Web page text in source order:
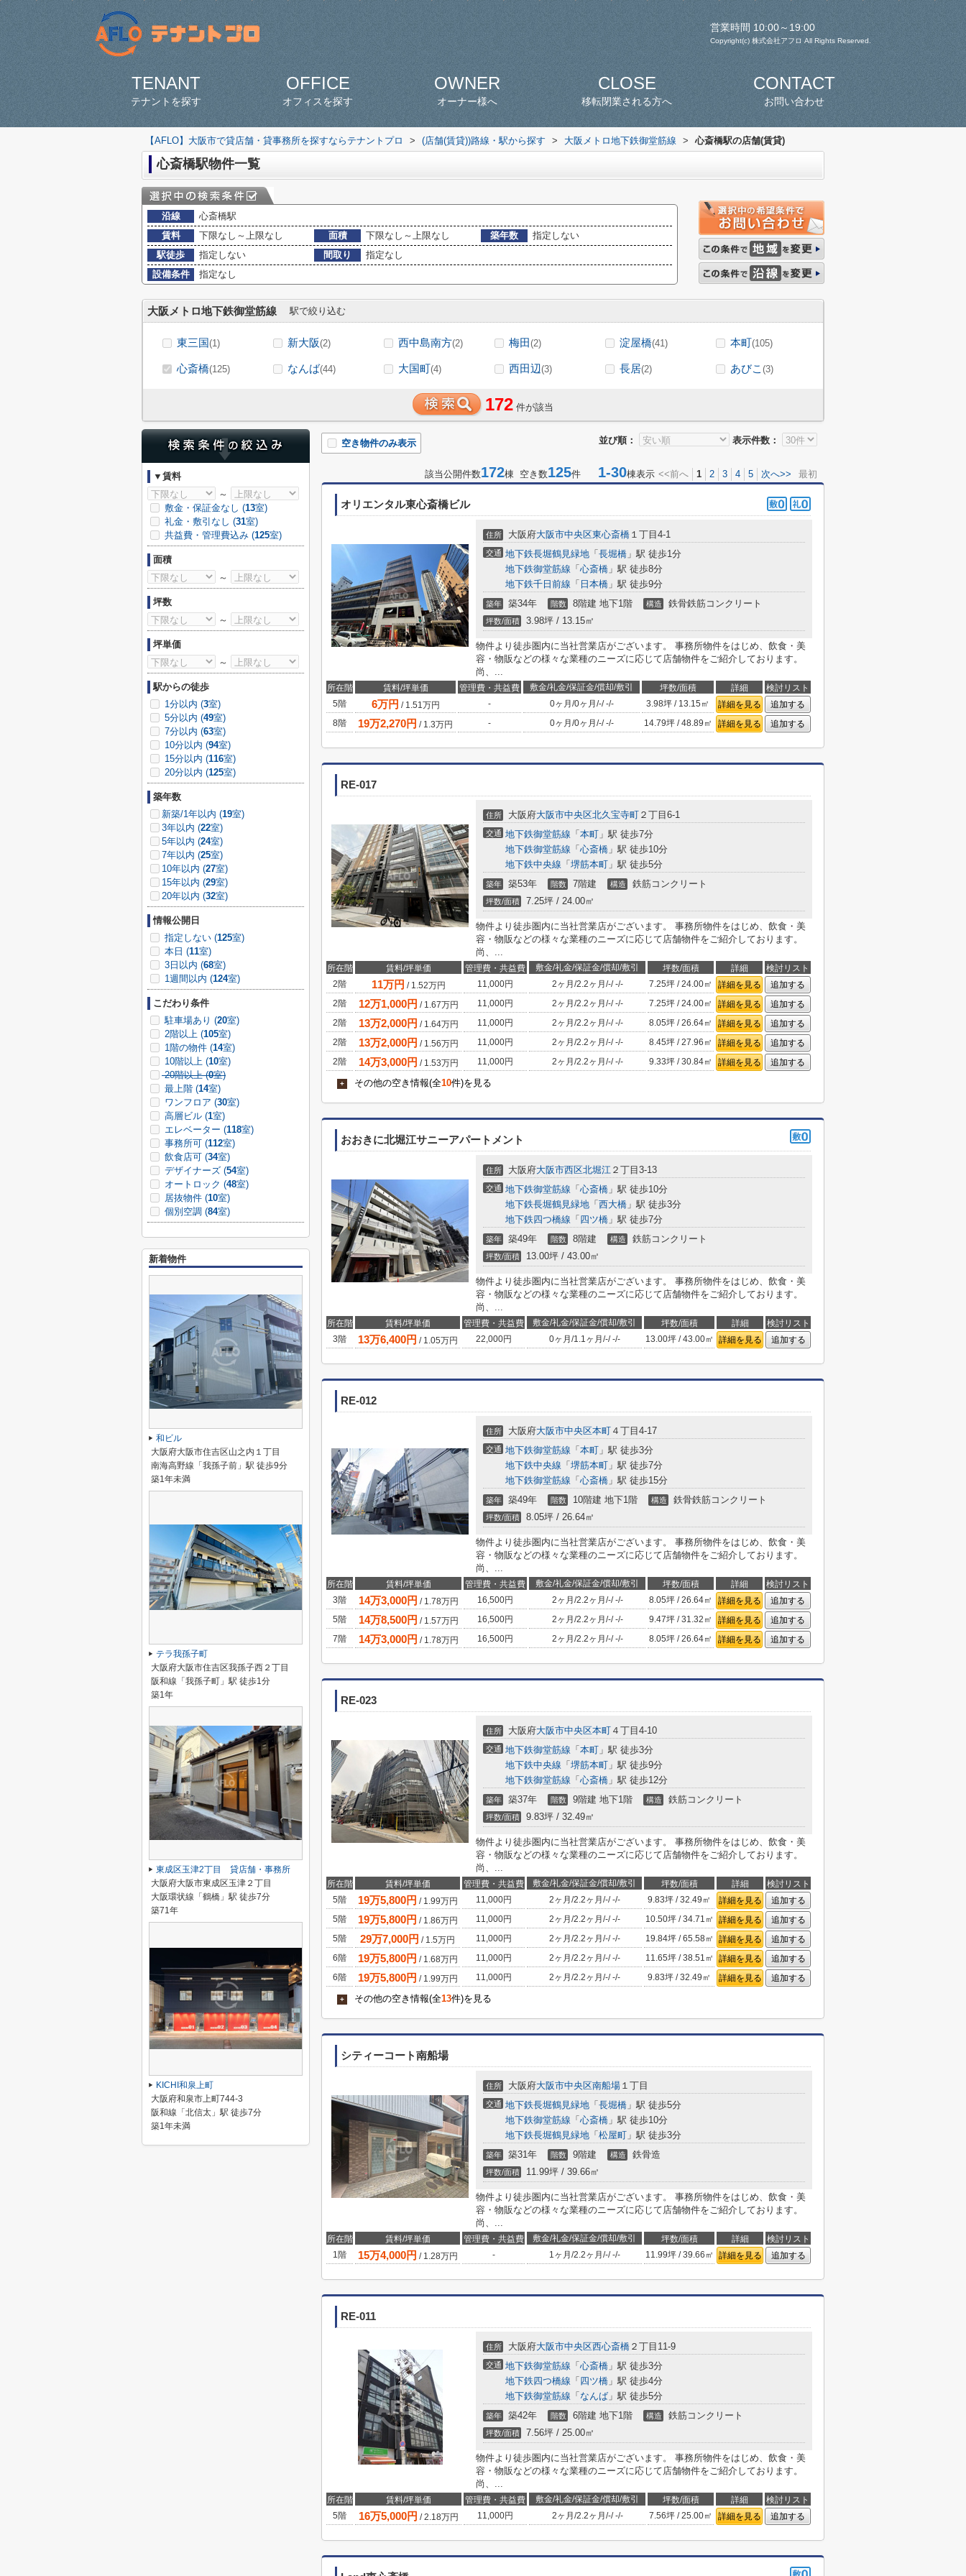
営業時間 10:00～19:00
Copyright(c) 株式会社アフロ All Rights Reserved.
TENANT
テナントを探す
OFFICE
オフィスを探す
OWNER
オーナー様へ
CLOSE
移転閉業される方へ
CONTACT
お問い合わせ
【AFLO】大阪市で貸店舗・貸事務所を探すならテナントプロ > (店舗(賃貸))路線・駅から探す > 大阪メトロ地下鉄御堂筋線 > 心斎橋駅の店舗(賃貸)
心斎橋駅物件一覧
沿線
心斎橋駅
賃料
下限なし～上限なし 面積 下限なし～上限なし 築年数
指定しない
駅徒歩
指定しない 間取り
指定なし
設備条件
指定なし
大阪メトロ地下鉄御堂筋線 駅で絞り込む
東三国(1) 新大阪(2) 西中島南方(2) 梅田(2) 淀屋橋(41) 本町(105)
心斎橋(125) なんば(44) 大国町(4) 西田辺(3) 長居(2) あびこ (3)
172 件が該当
並び順： 表示件数：
空き物件のみ表示
該当公開件数172棟 空き数125件 1-30棟表示 <<前へ 1 2 3 4 5 次へ>> 最初
オリエンタル東心斎橋ビル
住所 大阪府大阪市中央区東心斎橋 １丁目4-1
交通 地下鉄長堀鶴見緑地 「 長堀橋 」駅 徒歩1分
地下鉄御堂筋線 「 心斎橋 」駅 徒歩8分
地下鉄千日前線 「 日本橋 」駅 徒歩9分
築年 築34年 階数 8階建 地下1階 構造 鉄骨鉄筋コンクリート
坪数/面積 3.98坪 / 13.15㎡
物件より徒歩圏内に当社営業店がございます。 事務所物件をはじめ、飲食・美
容・物販などの様々な業種のニーズに応じて店舗物件をご紹介しております。
尚、...
所在階 賃料/坪単価 管理費・共益費 敷金/礼金/保証金/償却/敷引 坪数/面積 詳細
検討リスト
5階
6万円 / 1.51万円 - 0ヶ月 /0ヶ月 /-/-/- 3.98坪 / 13.15㎡ 詳細を見る
追加する
8階
19万2,270円 / 1.3万円 - 0ヶ月 /0ヶ月 /-/-/- 14.79坪 / 48.89㎡ 詳細を見る 追加する
RE-017
住所 大阪府大阪市中央区北久宝寺町 ２丁目6-1
交通 地下鉄御堂筋線 「 本町 」駅 徒歩7分
地下鉄御堂筋線 「 心斎橋 」駅 徒歩10分
地下鉄中央線 「 堺筋本町 」駅 徒歩5分
築年 築53年 階数 7階建 構造 鉄筋コンクリート
坪数/面積 7.25坪 / 24.00㎡
物件より徒歩圏内に当社営業店がございます。 事務所物件をはじめ、飲食・美
容・物販などの様々な業種のニーズに応じて店舗物件をご紹介しております。
尚、...
所在階 賃料/坪単価 管理費・共益費 敷金/礼金/保証金/償却/敷引 坪数/面積 詳細
検討リスト
2階
11万円 / 1.52万円 11,000円 2ヶ月 /2.2ヶ月 /-/-/- 7.25坪 / 24.00㎡ 詳細を見る
追加する
2階
12万1,000円 / 1.67万円 11,000円 2ヶ月 /2.2ヶ月 /-/-/- 7.25坪 / 24.00㎡ 詳細を見る
追加する
2階
13万2,000円 / 1.64万円 11,000円 2ヶ月 /2.2ヶ月 /-/-/- 8.05坪 / 26.64㎡ 詳細を見る
追加する
2階
13万2,000円 / 1.56万円 11,000円 2ヶ月 /2.2ヶ月 /-/-/- 8.45坪 / 27.96㎡ 詳細を見る
追加する
2階
14万3,000円 / 1.53万円 11,000円 2ヶ月 /2.2ヶ月 /-/-/- 9.33坪 / 30.84㎡ 詳細を見る 追加する
+ その他の空き情報(全10件)を見る
おおきに北堀江サニーアパートメント
住所 大阪府大阪市西区北堀江 ２丁目3-13
交通 地下鉄御堂筋線 「 心斎橋 」駅 徒歩10分
地下鉄長堀鶴見緑地 「 西大橋 」駅 徒歩3分
地下鉄四つ橋線 「 四ツ橋 」駅 徒歩7分
築年 築49年 階数 8階建 構造 鉄筋コンクリート
坪数/面積 13.00坪 / 43.00㎡
物件より徒歩圏内に当社営業店がございます。 事務所物件をはじめ、飲食・美
容・物販などの様々な業種のニーズに応じて店舗物件をご紹介しております。
尚、...
所在階 賃料/坪単価 管理費・共益費 敷金/礼金/保証金/償却/敷引 坪数/面積 詳細
検討リスト
3階
13万6,400円 / 1.05万円 22,000円 0ヶ月 /1.1ヶ月 /-/-/- 13.00坪 / 43.00㎡ 詳細を見る 追加する
RE-012
住所 大阪府大阪市中央区本町 ４丁目4-17
交通 地下鉄御堂筋線 「 本町 」駅 徒歩3分
地下鉄中央線 「 堺筋本町 」駅 徒歩7分
地下鉄御堂筋線 「 心斎橋 」駅 徒歩15分
築年 築49年 階数 10階建 地下1階 構造 鉄骨鉄筋コンクリート
坪数/面積 8.05坪 / 26.64㎡
物件より徒歩圏内に当社営業店がございます。 事務所物件をはじめ、飲食・美
容・物販などの様々な業種のニーズに応じて店舗物件をご紹介しております。
尚、...
所在階 賃料/坪単価 管理費・共益費 敷金/礼金/保証金/償却/敷引 坪数/面積 詳細
検討リスト
3階
14万3,000円 / 1.78万円 16,500円 2ヶ月 /2.2ヶ月 /-/-/- 8.05坪 / 26.64㎡ 詳細を見る
追加する
5階
14万8,500円 / 1.57万円 16,500円 2ヶ月 /2.2ヶ月 /-/-/- 9.47坪 / 31.32㎡ 詳細を見る
追加する
7階
14万3,000円 / 1.78万円 16,500円 2ヶ月 /2.2ヶ月 /-/-/- 8.05坪 / 26.64㎡ 詳細を見る 追加する
RE-023
住所 大阪府大阪市中央区本町 ４丁目4-10
交通 地下鉄御堂筋線 「 本町 」駅 徒歩3分
地下鉄中央線 「 堺筋本町 」駅 徒歩9分
地下鉄御堂筋線 「 心斎橋 」駅 徒歩12分
築年 築37年 階数 9階建 地下1階 構造 鉄筋コンクリート
坪数/面積 9.83坪 / 32.49㎡
物件より徒歩圏内に当社営業店がございます。 事務所物件をはじめ、飲食・美
容・物販などの様々な業種のニーズに応じて店舗物件をご紹介しております。
尚、...
所在階 賃料/坪単価 管理費・共益費 敷金/礼金/保証金/償却/敷引 坪数/面積 詳細
検討リスト
5階
19万5,800円 / 1.99万円 11,000円 2ヶ月 /2.2ヶ月 /-/-/- 9.83坪 / 32.49㎡ 詳細を見る
追加する
5階
19万5,800円 / 1.86万円 11,000円 2ヶ月 /2.2ヶ月 /-/-/- 10.50坪 / 34.71㎡ 詳細を見る
追加する
5階
29万7,000円 / 1.5万円 11,000円 2ヶ月 /2.2ヶ月 /-/-/- 19.84坪 / 65.58㎡ 詳細を見る
追加する
6階
19万5,800円 / 1.68万円 11,000円 2ヶ月 /2.2ヶ月 /-/-/- 11.65坪 / 38.51㎡ 詳細を見る
追加する
6階
19万5,800円 / 1.99万円 11,000円 2ヶ月 /2.2ヶ月 /-/-/- 9.83坪 / 32.49㎡ 詳細を見る 追加する
+ その他の空き情報(全13件)を見る
シティーコート南船場
住所 大阪府大阪市中央区南船場 １丁目
交通 地下鉄長堀鶴見緑地 「 長堀橋 」駅 徒歩5分
地下鉄御堂筋線 「 心斎橋 」駅 徒歩10分
地下鉄長堀鶴見緑地 「 松屋町 」駅 徒歩3分
築年 築31年 階数 9階建 構造 鉄骨造
坪数/面積 11.99坪 / 39.66㎡
物件より徒歩圏内に当社営業店がございます。 事務所物件をはじめ、飲食・美
容・物販などの様々な業種のニーズに応じて店舗物件をご紹介しております。
尚、...
所在階 賃料/坪単価 管理費・共益費 敷金/礼金/保証金/償却/敷引 坪数/面積 詳細
検討リスト
1階
15万4,000円 / 1.28万円 - 1ヶ月 /2.2ヶ月 /-/-/- 11.99坪 / 39.66㎡ 詳細を見る 追加する
RE-011
住所 大阪府大阪市中央区西心斎橋 ２丁目11-9
交通 地下鉄御堂筋線 「 心斎橋 」駅 徒歩3分
地下鉄四つ橋線 「 四ツ橋 」駅 徒歩4分
地下鉄御堂筋線 「 なんば 」駅 徒歩5分
築年 築42年 階数 6階建 地下1階 構造 鉄筋コンクリート
坪数/面積 7.56坪 / 25.00㎡
物件より徒歩圏内に当社営業店がございます。 事務所物件をはじめ、飲食・美
容・物販などの様々な業種のニーズに応じて店舗物件をご紹介しております。
尚、...
所在階 賃料/坪単価 管理費・共益費 敷金/礼金/保証金/償却/敷引 坪数/面積 詳細
検討リスト
5階
16万5,000円 /2.18万円 11,000円 2ヶ月 /2.2ヶ月 /-/-/- 7.56坪 / 25.00㎡ 詳細を見る 追加する
▼賃料
～
敷金・保証金なし (13室)
礼金・敷引なし (31室)
共益費・管理費込み (125室)
面積
～
坪数
～
坪単価
～
駅からの徒歩
1分以内 (3室)
5分以内 (49室)
7分以内 (63室)
10分以内 (94室)
15分以内 (116室)
20分以内 (125室)
築年数
新築/1年以内 (19室)
3年以内 (22室)
5年以内 (24室)
7年以内 (25室)
10年以内 (27室)
15年以内 (29室)
20年以内 (32室)
情報公開日
指定しない (125室)
本日 (11室)
3日以内 (68室)
1週間以内 (124室)
こだわり条件
駐車場あり (20室)
2階以上 (105室)
1階の物件 (14室)
10階以上 (10室)
20階以上 (0室)
最上階 (14室)
ワンフロア (30室)
高層ビル (1室)
エレベーター (118室)
事務所可 (112室)
飲食店可 (34室)
デザイナーズ (54室)
オートロック (48室)
居抜物件 (10室)
個別空調 (84室)
新着物件
和ビル
大阪府大阪市住吉区山之内１丁目
南海高野線「我孫子前」駅 徒歩9分
築1年未満
テラ我孫子町
大阪府大阪市住吉区我孫子西２丁目
阪和線「我孫子町」駅 徒歩1分
築1年
東成区玉津2丁目 貸店舗・事務所
大阪府大阪市東成区玉津２丁目
大阪環状線「鶴橋」駅 徒歩7分
築71年
KICHI和泉上町
大阪府和泉市上町744-3
阪和線「北信太」駅 徒歩7分
築1年未満